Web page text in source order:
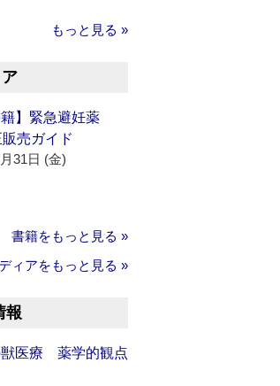
もっと見る »
籍】緊急避妊薬
売ガイド
31日 (金)
書籍をもっと見る »
ィアをもっと見る »
報
獣医療 薬学的観点